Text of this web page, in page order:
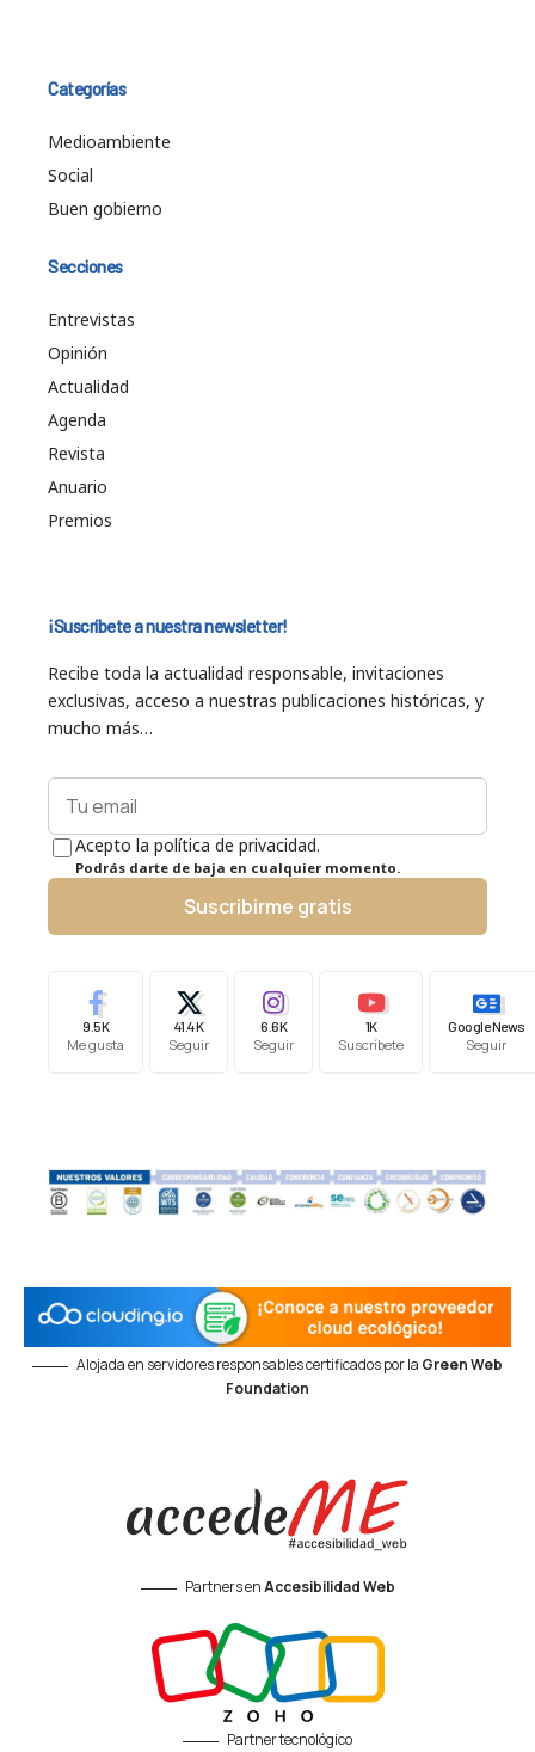
Categorías
Medioambiente
Social
Buen gobierno
Secciones
Entrevistas
Opinión
Actualidad
Agenda
Revista
Anuario
Premios
¡Suscríbete a nuestra newsletter!
Recibe toda la actualidad responsable, invitaciones
exclusivas, acceso a nuestras publicaciones históricas, y
mucho más…
Acepto la política de privacidad.
Podrás darte de baja en cualquier momento.
Suscribirme gratis
9.5K
Me gusta
41.4K
Seguir
6.6K
Seguir
1K
Suscríbete
Google News
Seguir
Alojada en servidores responsables certificados por la Green Web
Foundation
Partners enAccesibilidad Web
Partner tecnológico